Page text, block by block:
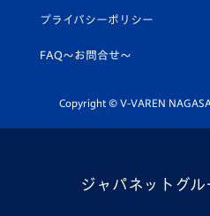
平和祈念活動
ホームタウン活動
スクール
公式LINE＠
プライバシーポリシー
FAQ〜お問合せ〜
Copyright © V-VAREN
ジャパネットグル